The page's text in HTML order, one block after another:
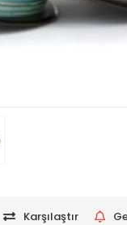
Karşılaştır